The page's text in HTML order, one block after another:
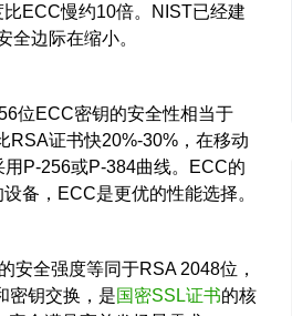
ECC慢约10倍。NIST已经建
边际在缩小。
位ECC密钥的安全性相当于
RSA证书快20%-30%，在移动
P-256或P-384曲线。ECC的
备，ECC是更优的性能选择。
安全强度等同于RSA 2048位，
密钥交换，是国密SSL证书的核